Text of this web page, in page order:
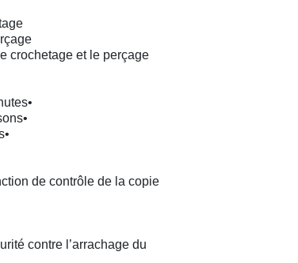
crochetage et le perçage
de contrôle de la copie
contre l’arrachage du